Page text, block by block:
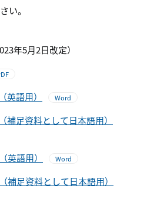
い。
年5月2日改定）
英語用） Word
補足資料として日本語用）
英語用） Word
補足資料として日本語用）